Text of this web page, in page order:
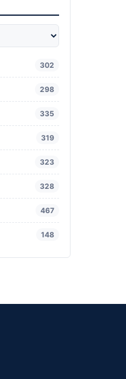
302
298
335
319
323
328
467
148